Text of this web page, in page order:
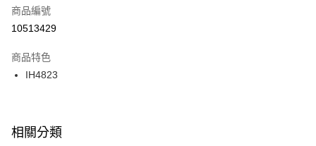
【「AFTEE先享後付」結帳流程】
１．於結帳方式選擇「AFTEE先享後付」後，將跳轉至「AFTEE先享後付」
２．訂單成立數日內，您將收到繳費通知簡訊。
３．收到繳費通知簡訊後14天內，點擊此簡訊中的連結，可透過四大超商／
ATM／網路銀行／等多元方式進行付款，方視為交易完成。
※ 交易是否成功請以「AFTEE先享後付 」之結帳頁面顯示為準，若有關於
是否繳費成功／繳費後需取消欲退款等相關疑問，請聯繫「AFTEE先享後付
宅配
每筆NT$100，滿NT$1,500(含以上)免運費
付款後門市自取
每筆NT$100，滿NT$1,500(含以上)免運費
商品編號
10513429
商品特色
IH4823
相關分類